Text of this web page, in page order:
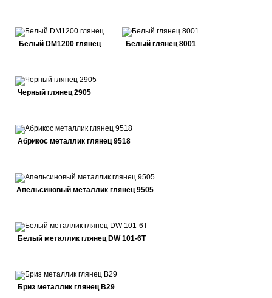
Белый DM1200 глянец Белый глянец 8001
Черный глянец 2905
Абрикос металлик глянец 9518
Апельсиновый металлик глянец 9505
Белый металлик глянец DW 101-6T
Бриз металлик глянец В29